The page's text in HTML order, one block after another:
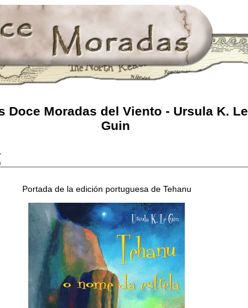
Doce Moradas del Viento - Ursula K. Le
Guin
Portada de la edición portuguesa de Tehanu